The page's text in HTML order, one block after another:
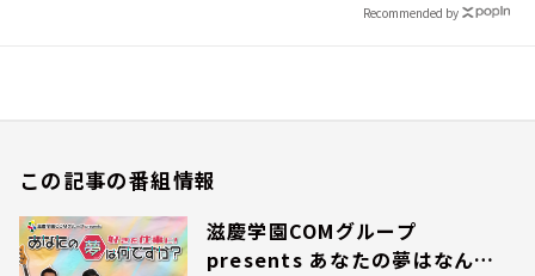
Recommended by
この記事の番組情報
滋慶学園COMグループ
presents あなたの夢はなんで